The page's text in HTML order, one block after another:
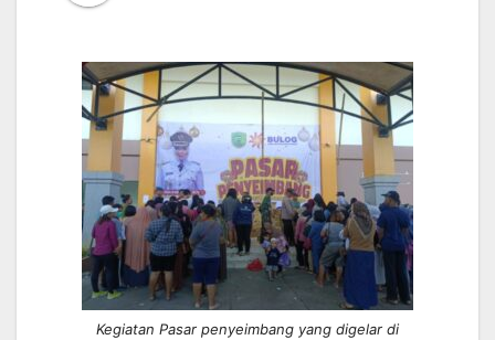
Kegiatan Pasar penyeimbang yang digelar di